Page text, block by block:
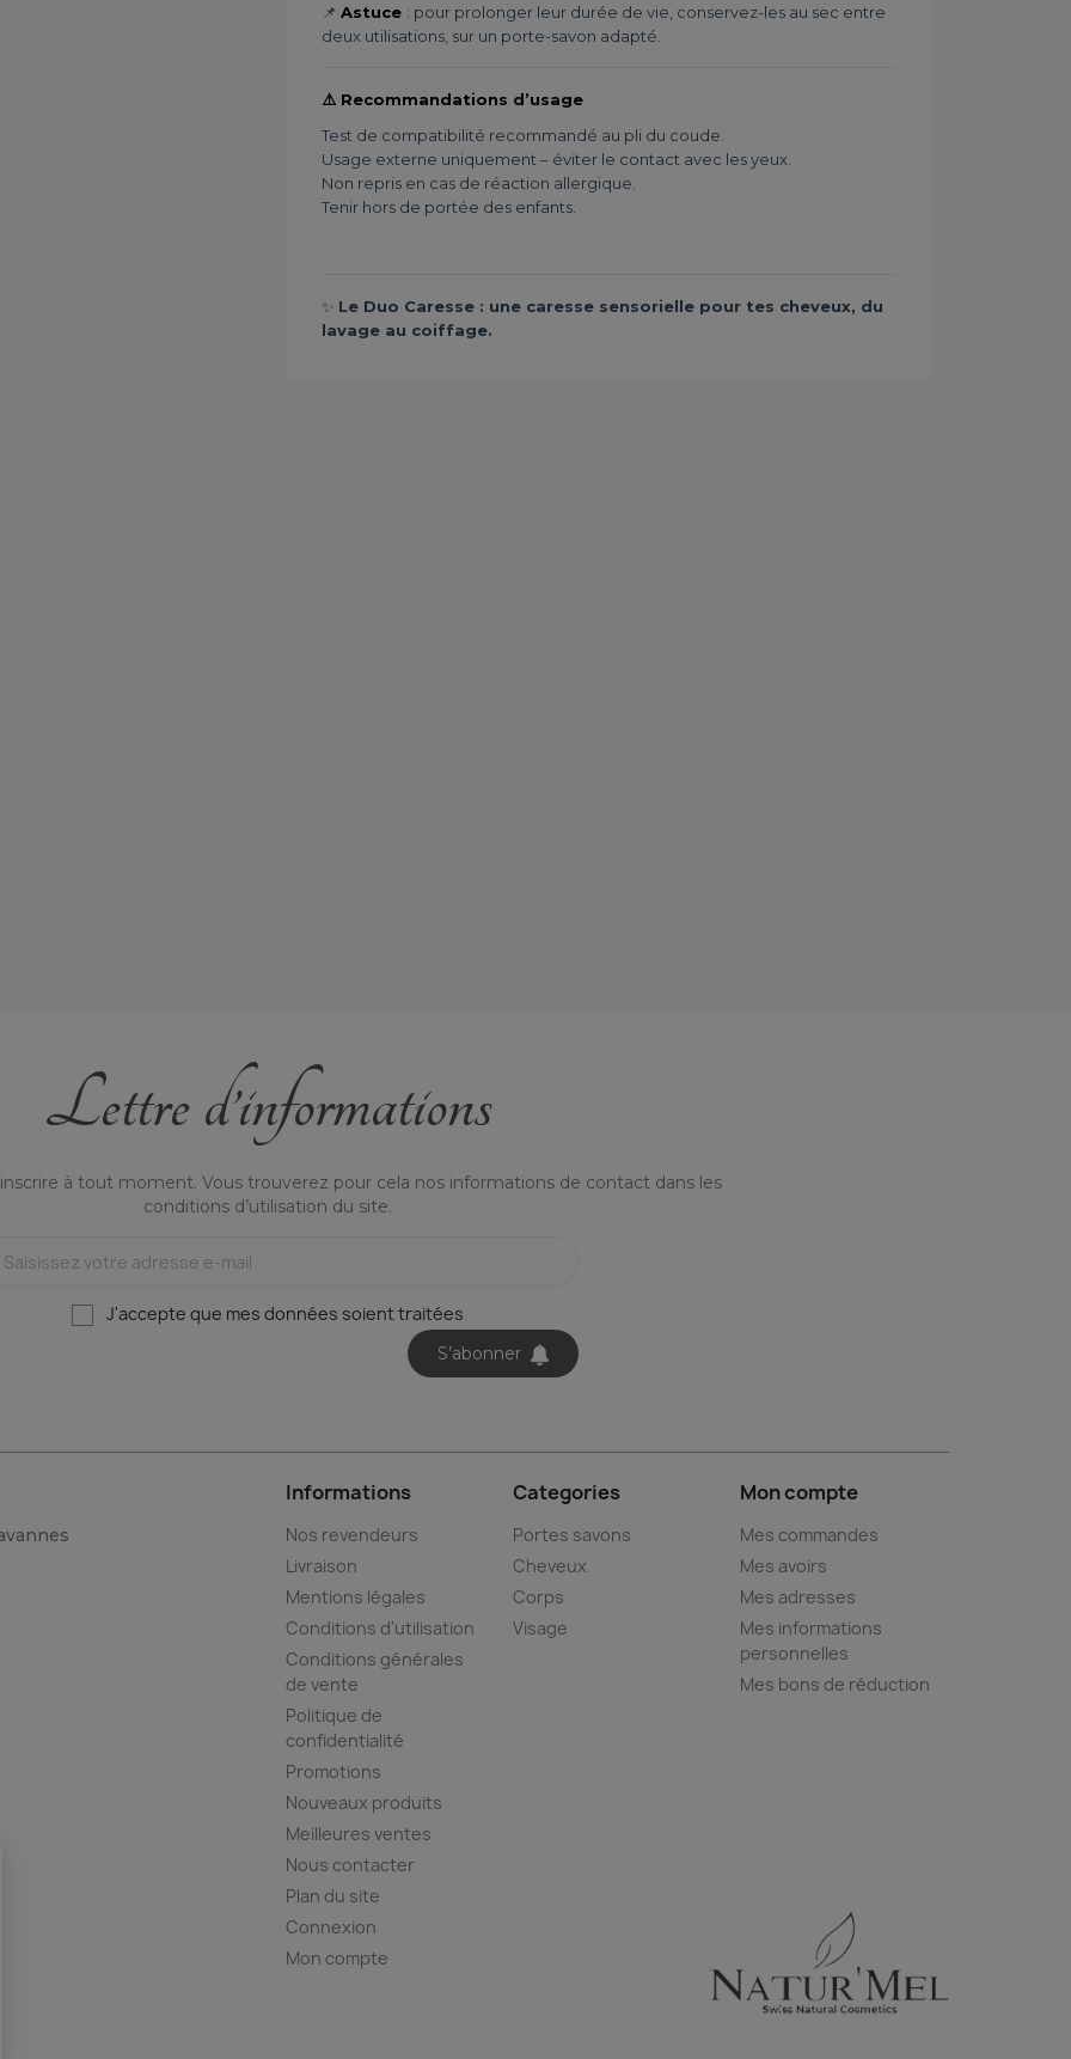
📌 Astuce : pour prolonger leur durée de vie, conservez-les au sec entre
deux utilisations, sur un porte-savon adapté.
⚠️ Recommandations d’usage
Test de compatibilité recommandé au pli du coude.
Usage externe uniquement – éviter le contact avec les yeux.
Non repris en cas de réaction allergique.
Tenir hors de portée des enfants.
✨ Le Duo Caresse : une caresse sensorielle pour tes cheveux, du
lavage au coiffage.
Lettre d’informations
à tout moment. Vous trouverez pour cela nos informations de contact dans les
conditions d’utilisation du site.
S’abonner
J'accepte que mes données soient traitées
Informations
Nos revendeurs
Livraison
Mentions légales
Conditions d'utilisation
Conditions générales
de vente
Politique de
confidentialité
Promotions
Nouveaux produits
Meilleures ventes
Nous contacter
Plan du site
Connexion
Mon compte
Categories
Portes savons
Cheveux
Corps
Visage
Mon compte
Mes commandes
Mes avoirs
Mes adresses
Mes informations
personnelles
Mes bons de réduction